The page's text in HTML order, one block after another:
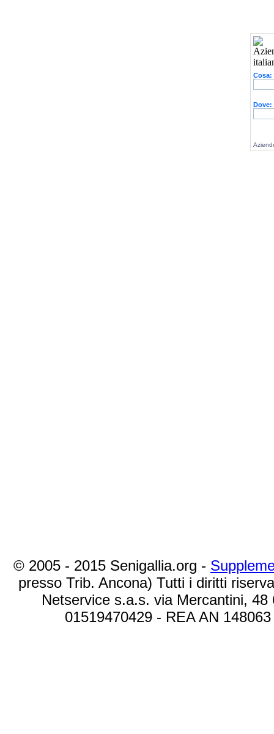
Cosa:
Dove:
© 2005 - 2015 Senigallia.org -
presso Trib. Ancona) Tutti i diritti
Netservice s.a.s. via Mercantini,
01519470429 - REA AN